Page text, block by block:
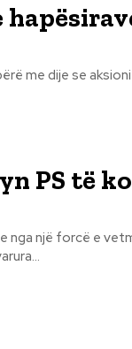
me dije se
PS të